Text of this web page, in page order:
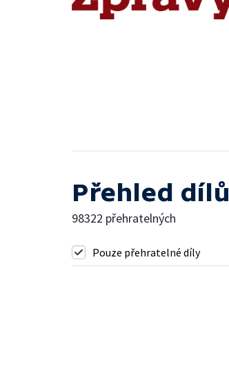
Přehled dílů
98322 přehratelných
Pouze přehratelné díly